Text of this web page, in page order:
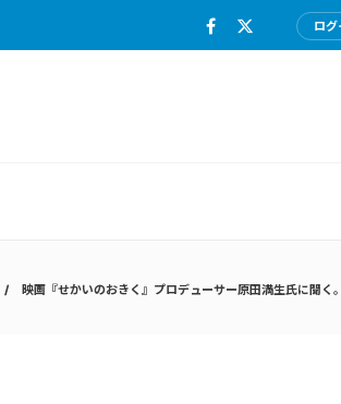
ロ
映画『せかいのおきく』プロデューサー原田満生氏に聞く